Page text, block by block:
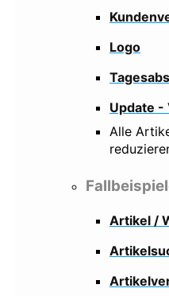
Logo
Update -
Alle
Artikel /